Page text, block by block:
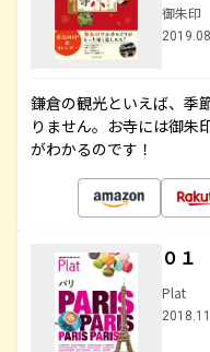
御朱印
鎌倉の観光といえば、季
りません。お寺には御朱
がわかるのです！
０１
Plat